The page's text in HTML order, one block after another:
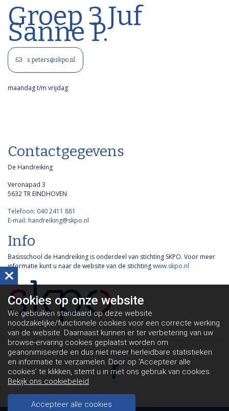
Groep 3 Juf
Sanne P.
s.peters@skpo.nl
maandag t/m vrijdag
Contactgegevens
De Handreiking
Veronapad 3
5632 TR EINDHOVEN
Telefoon: 040 2411 881
E-mail: handreiking@skpo.nl
Info
Basisschool de Handreiking is onderdeel van stichting SKPO. Voor meer
informatie kunt u naar de website van de stichtingwww.skpo.nl
Cookies op onze website
We gebruiken standaard op deze website
noodzakelijke/functionele cookies voor een correcte werking
van de website. Daarnaast kunnen er ter verbetering van uw
browse-ervaring cookies geplaatst worden om
geanonimiseerde en dus niet meer herleidbare statistieken
en informatie te verzamelen. Door op ‘Accepteer alle
cookies’ te klikken, stemt u in met ons gebruik van cookies.
Bekijk ons cookiebeleid
Accepteer alle cookies